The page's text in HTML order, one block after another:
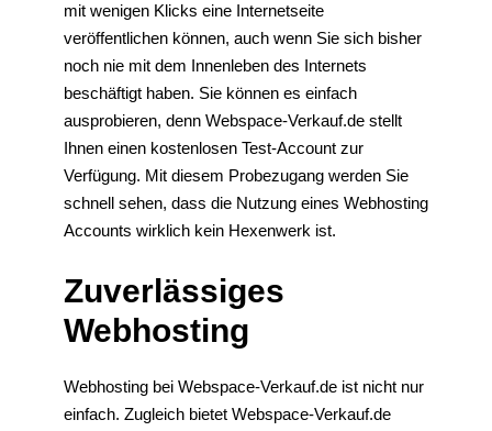
mit wenigen Klicks eine Internetseite
veröffentlichen können, auch wenn Sie sich bisher
noch nie mit dem Innenleben des Internets
beschäftigt haben. Sie können es einfach
ausprobieren, denn Webspace-Verkauf.de stellt
Ihnen einen kostenlosen Test-Account zur
Verfügung. Mit diesem Probezugang werden Sie
schnell sehen, dass die Nutzung eines Webhosting
Accounts wirklich kein Hexenwerk ist.
Zuverlässiges
Webhosting
Webhosting bei Webspace-Verkauf.de ist nicht nur
einfach. Zugleich bietet Webspace-Verkauf.de